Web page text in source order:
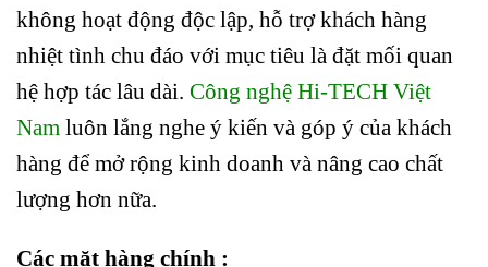
không hoạt động độc lập, hỗ trợ khách hàng
nhiệt tình chu đáo với mục tiêu là đặt mối quan
hệ hợp tác lâu dài. Công nghệ Hi-TECH Việt
Nam luôn lắng nghe ý kiến và góp ý của khách
hàng để mở rộng kinh doanh và nâng cao chất
lượng hơn nữa.
Các mặt hàng chính :